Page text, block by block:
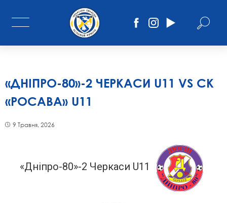
«ДНІПРО-80»-2 ЧЕРКАСИ U11 VS СК
«РОСАВА» U11
9 Травня, 2026
«Дніпро-80»-2 Черкаси U11